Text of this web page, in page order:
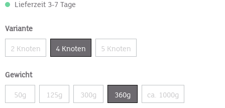
Lieferzeit 3-7 Tage
Variante
2 Knoten 4 Knoten 5 Knoten
Gewicht
50g 125g 300g 360g ca. 1000g